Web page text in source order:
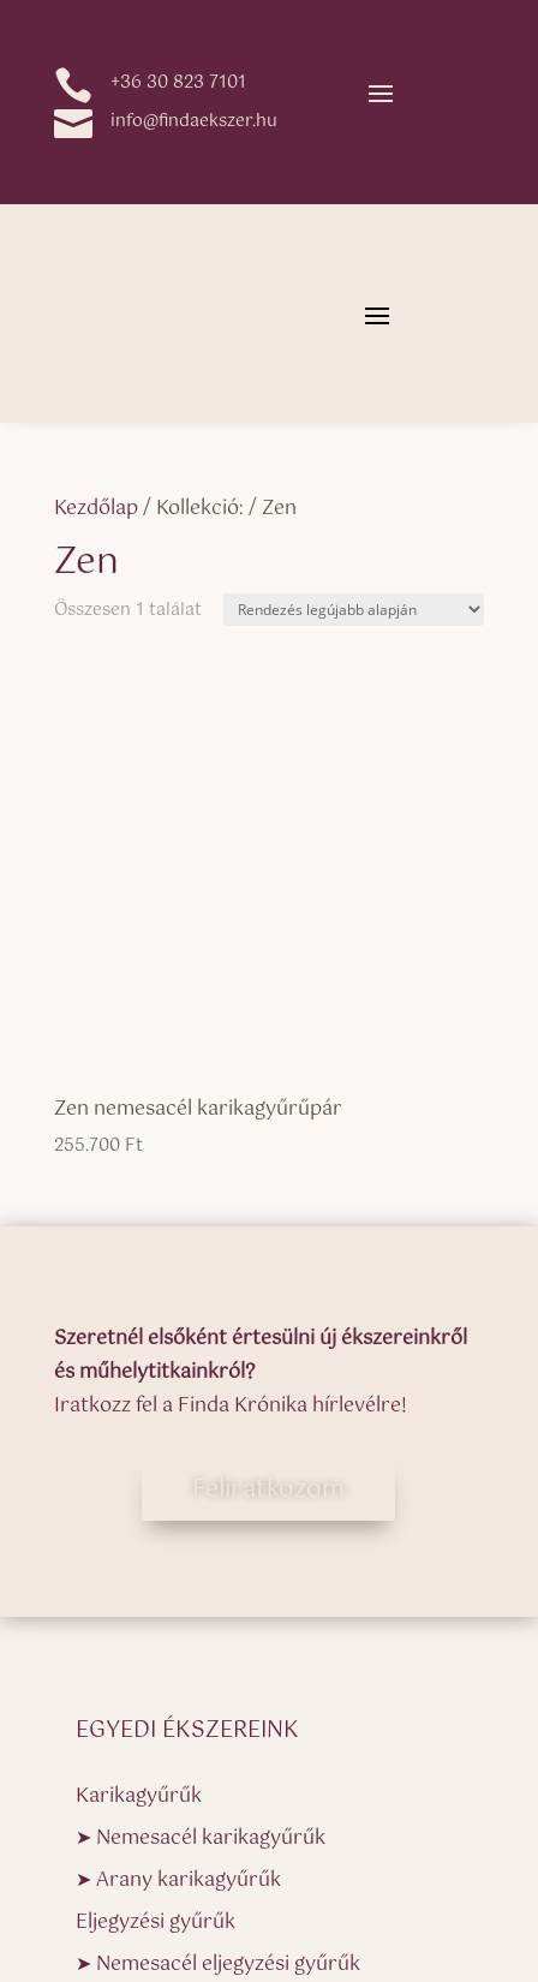
 +36 30 823 7101
 info@findaekszer.hu
Kezdőlap/ Kollekció: / Zen
Zen
Összesen 1 találat
Zen nemesacél karikagyűrűpár
255.700 Ft
Szeretnél elsőként értesülni új ékszereinkről
és műhelytitkainkról?
Iratkozz fel a Finda Krónika hírlevélre!
Feliratkozom
EGYEDI ÉKSZEREINK
Karikagyűrűk
➤ Nemesacél karikagyűrűk
➤ Arany karikagyűrűk
Eljegyzési gyűrűk
➤ Nemesacél eljegyzési gyűrűk